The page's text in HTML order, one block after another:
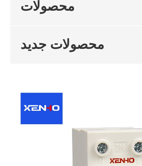
محصولات
محصولات جدید